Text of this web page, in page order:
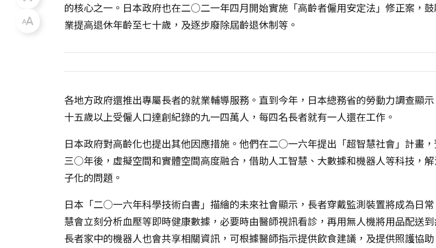
的核心之一。日本政府也在二○二一年四月開始實施「高齡者僱用安定法」修正案，
業提高退休年齡至七十歲，及逐步廢除屆齡退休制等。
各地方政府還推出專屬長者的就業輔導服務。直到今年，日本總務省的勞動力調查顯
十五歲以上受僱人口達創紀錄的九一四萬人，每四名長者就有一人還在工作。
日本政府對高齡化也提出其他因應措施。他們在二○一六年提出「超智慧社會」計畫
三○年後，虛擬空間和實體空間高度融合，借助人工智慧、大數據和機器人等科技，
子化的問題。
日本「二○一六年科學技術白書」描繪的未來社會顯示，長者穿戴監測裝置將成為日
慧會立刻分析血壓等即時健康數據，必要時由醫師視訊看診，再用無人機將用品配送
長者家中的機器人也會共享相關資訊，可根據醫師指示提供飲食建議，及提供照護協